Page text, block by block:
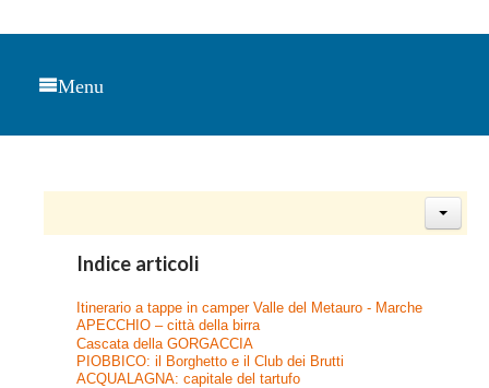
Menu
Indice articoli
Itinerario a tappe in camper Valle del Metauro - Marche
APECCHIO – città della birra
Cascata della GORGACCIA
PIOBBICO: il Borghetto e il Club dei Brutti
ACQUALAGNA: capitale del tartufo